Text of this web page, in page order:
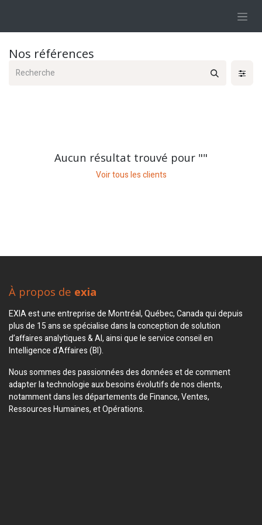
Nos références
Aucun résultat trouvé pour ""
Voir tous les clients
À propos de exia
EXIA est une entreprise de Montréal, Québec, Canada qui depuis
plus de 15 ans se spécialise dans la conception de solution
d’affaires analytiques & AI, ainsi que le service conseil en
Intelligence d'Affaires (BI).
Nous sommes des passionnées des données et de comment
adapter la technologie aux besoins évolutifs de nos clients,
notamment dans les départements de Finance, Ventes,
Ressources Humaines, et Opérations.